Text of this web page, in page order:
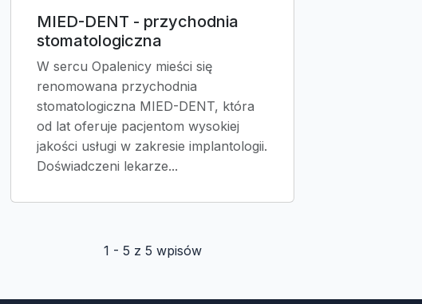
MIED-DENT - przychodnia
stomatologiczna
W sercu Opalenicy mieści się
renomowana przychodnia
stomatologiczna MIED-DENT, która
od lat oferuje pacjentom wysokiej
jakości usługi w zakresie implantologii.
Doświadczeni lekarze...
1 - 5 z 5 wpisów